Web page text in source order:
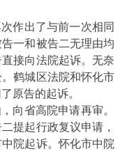
作出了与前一次相同
一和被告二无理由均
接向法院起诉。无奈
鹤城区法院和怀化市
原告的起诉。
省高院申请再审。
提起行政复议申请，
院起诉。怀化市中院